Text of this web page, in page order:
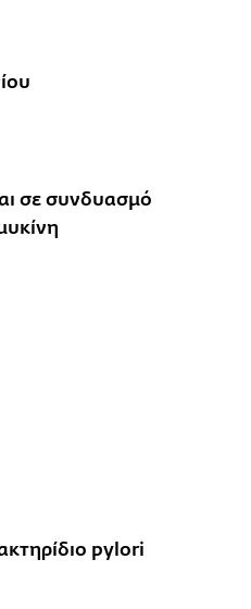
σε συνδυασμό
pylori